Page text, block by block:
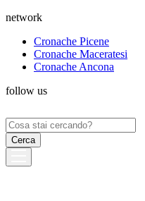
network
Cronache Picene
Cronache Maceratesi
Cronache Ancona
follow us
Ricerca
per: